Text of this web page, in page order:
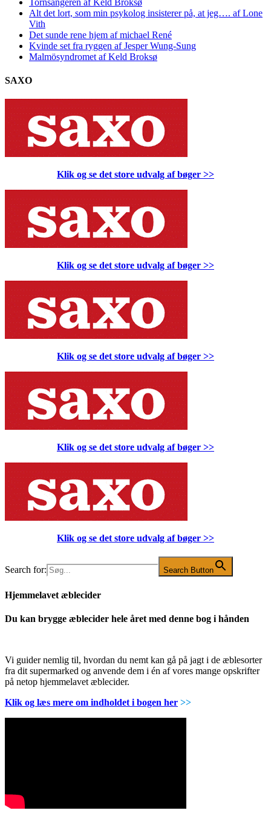
Alt det lort, som min psykolog insisterer på, at jeg…. af Lone
Vith
Det sunde rene hjem af michael René
Kvinde set fra ryggen af Jesper Wung-Sung
Malmösyndromet af Keld Broksø
SAXO
Klik og se det store udvalg af bøger >>
Klik og se det store udvalg af bøger >>
Klik og se det store udvalg af bøger >>
Klik og se det store udvalg af bøger >>
Klik og se det store udvalg af bøger >>
Search for: Search Button
Hjemmelavet æblecider
Du kan brygge æblecider hele året med denne bog i hånden
Vi guider nemlig til, hvordan du nemt kan gå på jagt i de æblesorter
fra dit supermarked og anvende dem i én af vores mange opskrifter
på netop hjemmelavet æblecider.
Klik og læs mere om indholdet i bogen her >>